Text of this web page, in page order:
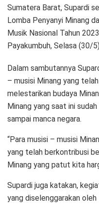
Sumatera Barat, Supardi
Lomba Penyanyi Minang
Musik Nasional Tahun
Payakumbuh, Selasa (30/
Dalam sambutannya
– musisi Minang yang
melestarikan budaya
Minang yang saat ini
sampai manca negara.
“Para musisi – musisi
yang telah berkontribusi
Minang yang patut kita
Supardi juga katakan,
yang diselenggarakan